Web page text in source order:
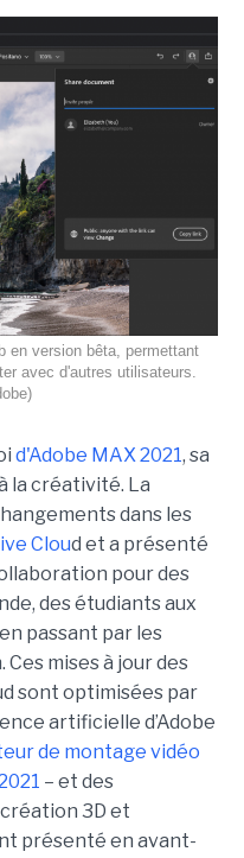
en version bêta, permettant
avec d'autres utilisateurs.
d'Adobe MAX 2021, sa
la créativité. La
dans les
Cloud et a présenté
pour des
des étudiants aux
passant par les
mises à jour des
sont optimisées par
artificielle d’Adobe
de montage vidéo
– et des
3D et
présenté en avant-